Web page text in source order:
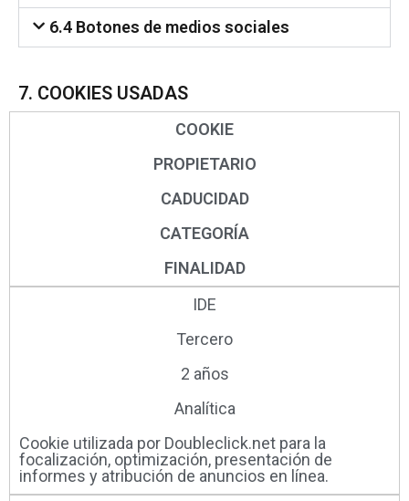
6.4 Botones de medios sociales
7. COOKIES USADAS
COOKIE
PROPIETARIO
CADUCIDAD
CATEGORÍA
FINALIDAD
IDE
Tercero
2 años
Analítica
Cookie utilizada por Doubleclick.net para la
focalización, optimización, presentación de
informes y atribución de anuncios en línea.